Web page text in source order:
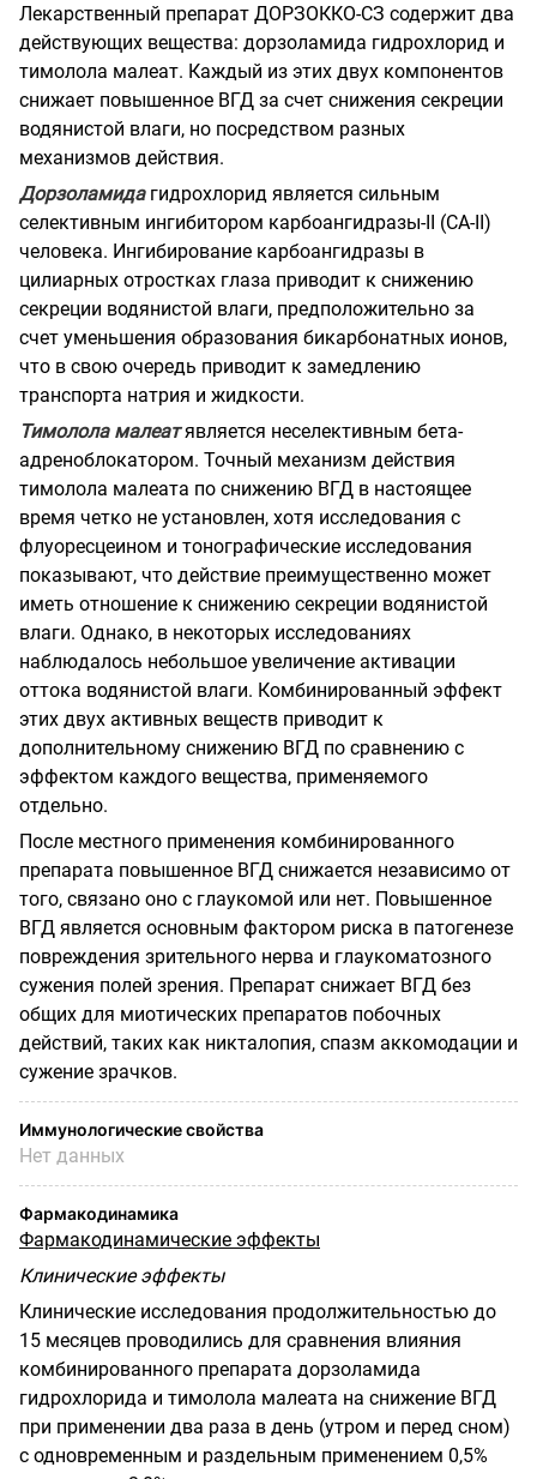
Лекарственный препарат ДОРЗОККО-СЗ содержит два
действующих вещества: дорзоламида гидрохлорид и
тимолола малеат. Каждый из этих двух компонентов
снижает повышенное ВГД за счет снижения секреции
водянистой влаги, но посредством разных
механизмов действия.
Дорзоламида гидрохлорид является сильным
селективным ингибитором карбоангидразы-­II (СА-II)
человека. Ингибирование карбоангидразы в
цилиарных отростках глаза приводит к снижению
секреции водянистой влаги, предположительно за
счет уменьшения образования бикарбонатных ионов,
что в свою очередь приводит к замедлению
транспорта натрия и жидкости.
Тимолола малеатявляется неселективным бета-
адреноблокатором. Точный механизм действия
тимолола малеата по снижению ВГД в настоящее
время четко не установлен, хотя исследования с
флуоресцеином и тонографические исследования
показывают, что действие преимущественно может
иметь отношение к снижению секреции водянистой
влаги. Однако, в некоторых исследованиях
наблюдалось небольшое увеличение активации
оттока водянистой влаги. Комбинированный эффект
этих двух активных веществ приводит к
дополнительному снижению ВГД по сравнению с
эффектом каждого вещества, применяемого
отдельно.
После местного применения комбинированного
препарата повышенное ВГД снижается независимо от
того, связано оно с глаукомой или нет. Повышенное
ВГД является основным фактором риска в патогенезе
повреждения зрительного нерва и глаукоматозного
сужения полей зрения. Препарат снижает ВГД без
общих для миотических препаратов побочных
действий, таких как никталопия, спазм аккомодации и
сужение зрачков.
Иммунологические свойства
Нет данных
Фармакодинамика
Фармакодинамические эффекты
Клинические эффекты
Клинические исследования продолжительностью до
15 месяцев проводились для сравнения влияния
комбинированного препарата дорзоламида
гидрохлорида и тимолола малеата на снижение ВГД
при применении два раза в день (утром и перед сном)
с одновременным и раздельным применением 0,5%